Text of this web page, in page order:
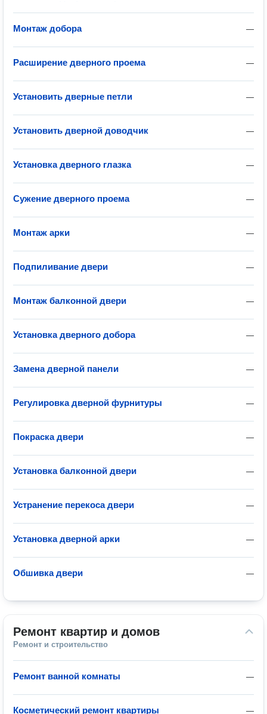
—
Монтаж добора
—
Расширение дверного проема
—
Установить дверные петли
—
Установить дверной доводчик
—
Установка дверного глазка
—
Сужение дверного проема
—
Монтаж арки
—
Подпиливание двери
—
Монтаж балконной двери
—
Установка дверного добора
—
Замена дверной панели
—
Регулировка дверной фурнитуры
—
Покраска двери
—
Установка балконной двери
—
Устранение перекоса двери
—
Установка дверной арки
—
Обшивка двери
Ремонт квартир и домов
Ремонт и строительство
—
Ремонт ванной комнаты
—
Косметический ремонт квартиры